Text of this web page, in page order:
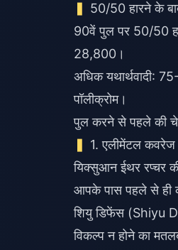
50/50 हारने के
90वें पुल पर 50/50
28,800।
अधिक यथार्थवादी:
पॉलीक्रोम।
पुल करने से पहले की
1. एलीमेंटल
यिक्सुआन ईथर रप्चर
आपके पास पहले से ही
शियु डिफेंस (Shiyu
विकल्प न होने का